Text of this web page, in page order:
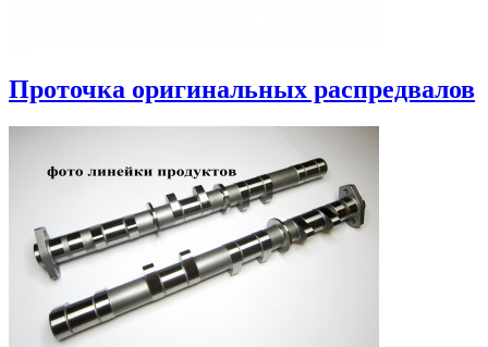
Проточка оригинальных распредвалов